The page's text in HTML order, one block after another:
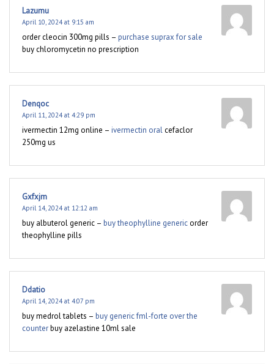
Lazumu
April 10, 2024 at 9:15 am
order cleocin 300mg pills – purchase suprax for sale
buy chloromycetin no prescription
Denqoc
April 11, 2024 at 4:29 pm
ivermectin 12mg online – ivermectin oralcefaclor
250mg us
Gxfxjm
April 14, 2024 at 12:12 am
buy albuterol generic – buy theophylline genericorder
theophylline pills
Ddatio
April 14, 2024 at 4:07 pm
buy medrol tablets – buy generic fml-forte over the
counterbuy azelastine 10ml sale